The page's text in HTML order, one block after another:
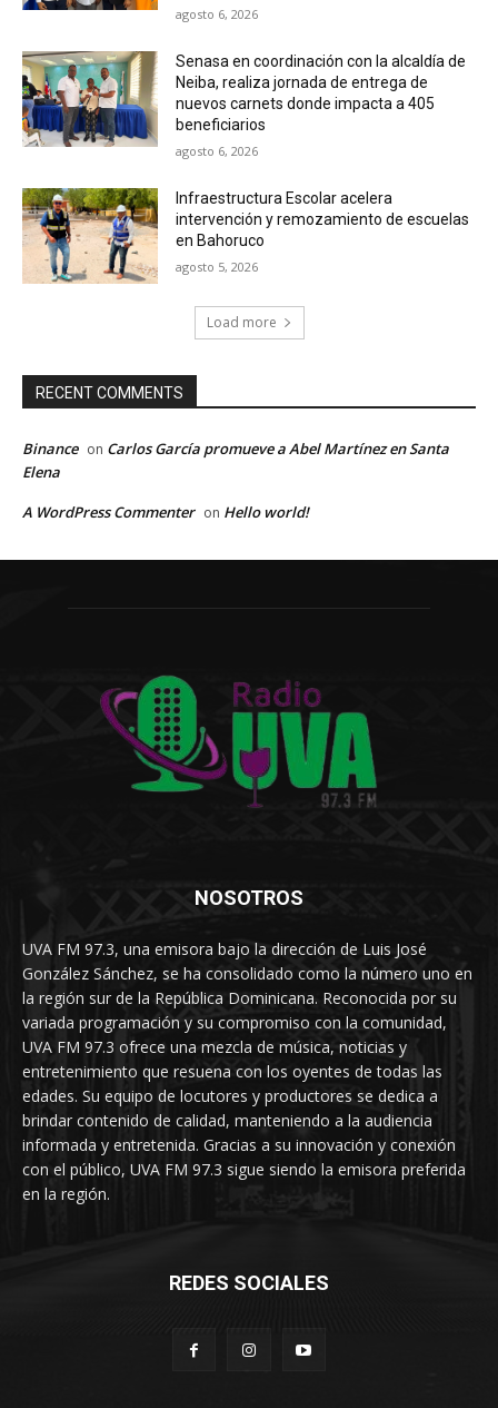
agosto 6, 2026
Senasa en coordinación con la alcaldía de
Neiba, realiza jornada de entrega de
nuevos carnets donde impacta a 405
beneficiarios
agosto 6, 2026
Infraestructura Escolar acelera
intervención y remozamiento de escuelas
en Bahoruco
agosto 5, 2026
Load more
RECENT COMMENTS
Binance on Carlos García promueve a Abel Martínez en Santa
Elena
A WordPress Commenter on Hello world!
NOSOTROS
UVA FM 97.3, una emisora bajo la dirección de Luis José
González Sánchez, se ha consolidado como la número uno en
la región sur de la República Dominicana. Reconocida por su
variada programación y su compromiso con la comunidad,
UVA FM 97.3 ofrece una mezcla de música, noticias y
entretenimiento que resuena con los oyentes de todas las
edades. Su equipo de locutores y productores se dedica a
brindar contenido de calidad, manteniendo a la audiencia
informada y entretenida. Gracias a su innovación y conexión
con el público, UVA FM 97.3 sigue siendo la emisora preferida
en la región.
REDES SOCIALES